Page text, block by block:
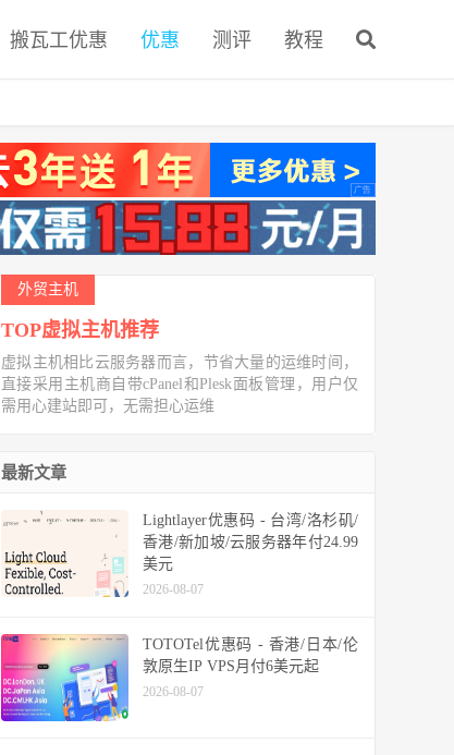
搬瓦工优惠 优惠 测评 教程
外贸主机
TOP虚拟主机推荐
虚拟主机相比云服务器而言，节省大量的运维时间，
直接采用主机商自带cPanel和Plesk面板管理，用户仅
需用心建站即可，无需担心运维
最新文章
Lightlayer优惠码 - 台湾/洛杉矶/
香港/新加坡/云服务器年付24.99
美元
2026-08-07
TOTOTel优惠码 - 香港/日本/伦
敦原生IP VPS月付6美元起
2026-08-07